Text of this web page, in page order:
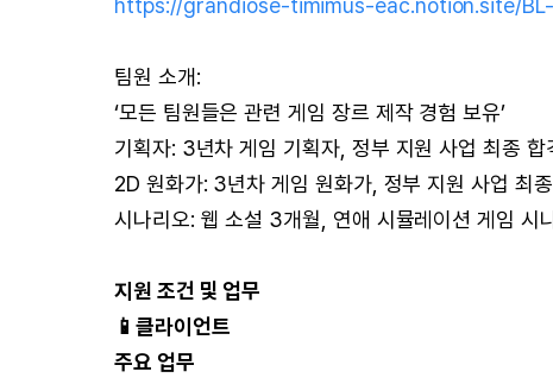
https://grandiose-timimus-eac.notion.site/
팀원 소개:
‘모든 팀원들은 관련 게임 장르 제작 경험 보유’
기획자: 3년차 게임 기획자, 정부 지원 사업 최종 합
2D 원화가: 3년차 게임 원화가, 정부 지원 사업 최
시나리오: 웹 소설 3개월, 연애 시뮬레이션 게임 시
지원 조건 및 업무
📱클라이언트
주요 업무